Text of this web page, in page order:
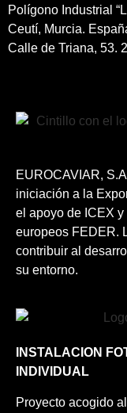
Polígono Industrial
Ceutí, Murcia.
Calle de Triana, 53.
EUROCAVIAR,
iniciación a la
el apoyo de ICEX
europeos FEDER.
contribuir al
su entorno.
INSTALACION
INDIVIDUAL
Proyecto acogido